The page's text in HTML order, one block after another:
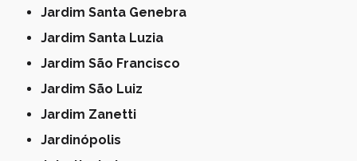
Jardim Santa Genebra
Jardim Santa Luzia
Jardim São Francisco
Jardim São Luiz
Jardim Zanetti
Jardinópolis